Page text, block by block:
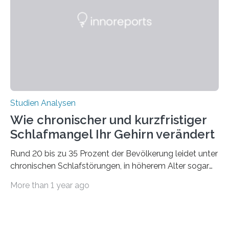
derzeitigen Verbreitungsgebiets bis zum Jahr 2100
Studien Analysen
Wie chronischer und kurzfristiger
Schlafmangel Ihr Gehirn verändert
Rund 20 bis zu 35 Prozent der Bevölkerung leidet unter
chronischen Schlafstörungen, in höherem Alter sogar
Erwachsene kennt zudem ein kurzfristiges Schlafdefizit:
More than 1 year ago